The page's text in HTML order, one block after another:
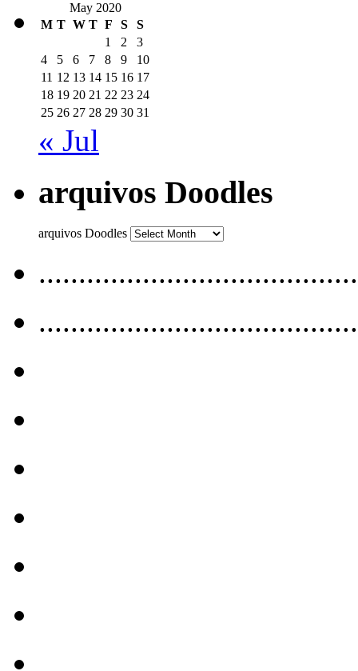
May 2020
M T W T F S
S
1
2
3
4
5 6 7 8 9
10
11 12 13 14 15 16 17
18 19 20 21 22 23 24
25 26 27 28 29 30 31
« Jul
arquivos Doodles
arquivos Doodles